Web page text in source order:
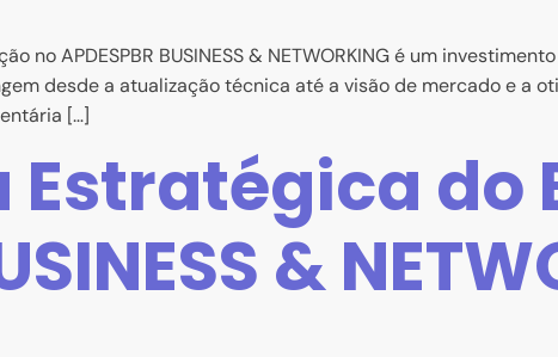
no APDESPBR BUSINESS & NETWORKING é um
desde a atualização técnica até a visão de mercado e a
[…]
do
&